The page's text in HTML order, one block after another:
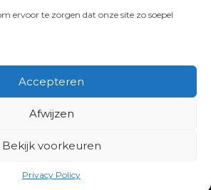
ervoor te zorgen dat onze site zo soepel
Accepteren
Afwijzen
Bekijk voorkeuren
Privacy Policy
VOLG ONS OP: